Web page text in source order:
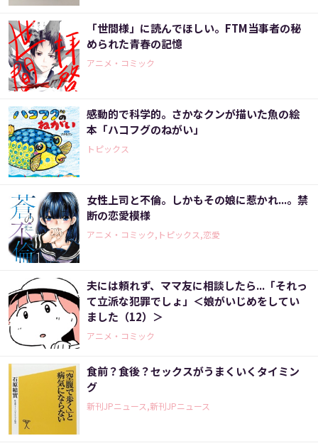
「世間様」に読んでほしい。FTM当事者の秘
められた青春の記憶
アニメ・コミック
感動的で科学的。さかなクンが描いた魚の絵
本「ハコフグのねがい」
トピックス
女性上司と不倫。しかもその娘に惹かれ...。禁
断の恋愛模様
アニメ・コミック,トピックス,恋愛
夫には頼れず、ママ友に相談したら...「それっ
て立派な犯罪でしょ」＜娘がいじめをしてい
ました（12）＞
アニメ・コミック
食前？食後？セックスがうまくいくタイミン
グ
新刊JPニュース,新刊JPニュース